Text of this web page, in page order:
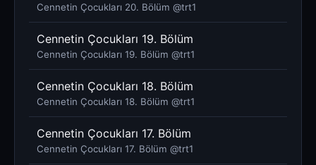
Cennetin Çocukları 20. Bölüm @trt1
Cennetin Çocukları 19. Bölüm
Cennetin Çocukları 19. Bölüm @trt1
Cennetin Çocukları 18. Bölüm
Cennetin Çocukları 18. Bölüm @trt1
Cennetin Çocukları 17. Bölüm
Cennetin Çocukları 17. Bölüm @trt1